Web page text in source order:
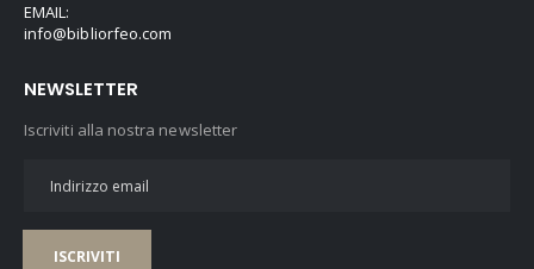
EMAIL:
info@bibliorfeo.com
NEWSLETTER
Iscriviti alla nostra newsletter
ISCRIVITI